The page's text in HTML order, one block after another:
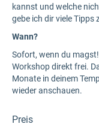
kannst und welche
gebe ich dir viele Tipps
Wann?
Sofort, wenn du
Workshop direkt frei.
Monate in deinem
wieder anschauen.
Preis